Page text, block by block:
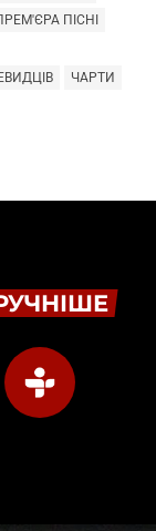
ПІСНІ
ЧАРТИ